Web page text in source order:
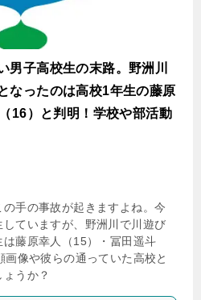
男子高校生の末路。野洲川
なったのは高校1年生の藤原
16）と判明！学校や部活動
手の事故が起きますよね。今
ていますが、野洲川で川遊び
藤原幸人（15）・冨田遥斗
画像や彼らの通っていた高校と
うか？